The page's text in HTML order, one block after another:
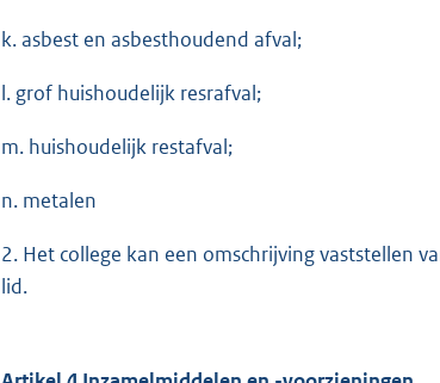
k. asbest en asbesthoudend afval;
l. grof huishoudelijk resrafval;
m. huishoudelijk restafval;
n. metalen
2. Het college kan een omschrijving vaststellen
lid.